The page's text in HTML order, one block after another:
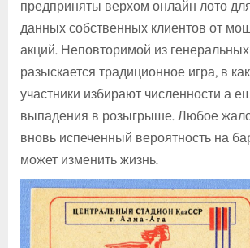
предприняты верхом онлайн лото
данных собственных клиентов от
акций. Неповторимой из
разыскается традиционное игра, в
участники избирают численности а
выпадения в розыгрыше. Любое
вновь испеченный вероятность на
может изменить жизнь.